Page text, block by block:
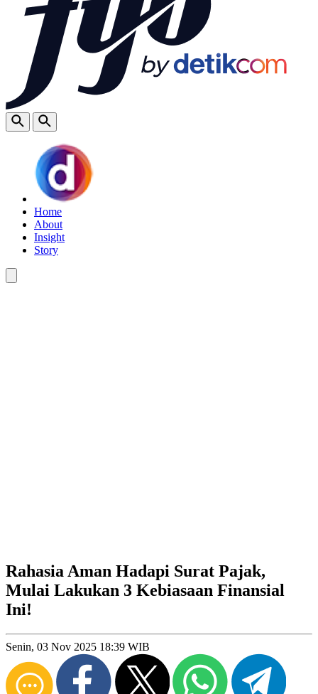
Home
About
Insight
Story
Rahasia Aman Hadapi Surat Pajak,
Mulai Lakukan 3 Kebiasaan Finansial
Ini!
Senin, 03 Nov 2025 18:39 WIB